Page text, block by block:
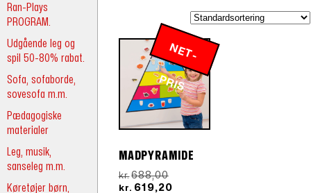
Ran-Plays
PROGRAM.
Udgående leg og
spil 50-80% rabat.
Sofa, sofaborde,
sovesofa m.m.
Pædagogiske
materialer
Leg, musik,
sanseleg m.m.
Køretøjer børn,
N
E
T
-
P
R
IS
MADPYRAMIDE
kr. 688,00Den
oprindelige
kr. 619,20Den